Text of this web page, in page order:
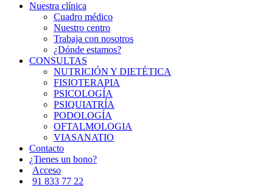
Nuestra clínica
Cuadro médico
Nuestro centro
Trabaja con nosotros
¿Dónde estamos?
CONSULTAS
NUTRICIÓN Y DIETÉTICA
FISIOTERAPIA
PSICOLOGÍA
PSIQUIATRÍA
PODOLOGÍA
OFTALMOLOGIA
VIASANATIO
Contacto
¿Tienes un bono?
Acceso
91 833 77 22